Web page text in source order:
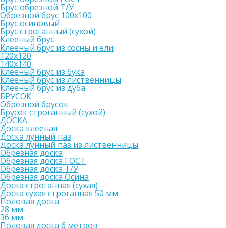
Брус обрезной Т/У
Обрезной брус 100х100
Брус осиновый
Брус строганный (сухой)
Клееный брус
Клееный брус из сосны и ели
120х120
140х140
Клееный брус из бука
Клееный брус из лиственницы
Клееный брус из дуба
БРУСОК
Обрезной брусок
Брусок строганный (сухой)
ДОСКА
Доска клееная
Доска лунный паз
Доска лунный паз из лиственницы
Обрезная доска
Обрезная доска ГОСТ
Обрезная доска Т/У
Обрезная доска Осина
Доска строганная (сухая)
Доска сухая строганная 50 мм
Половая доска
28 мм
36 мм
Половая доска 6 метров